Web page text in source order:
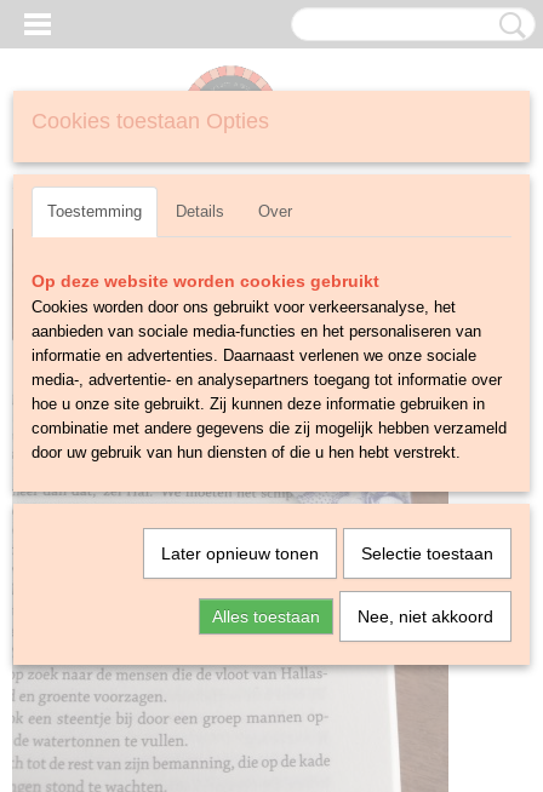
Inloggen Registreren
Cookies toestaan Opties
Toestemming Details Over
Op deze website worden cookies gebruikt
Cookies worden door ons gebruikt voor verkeersanalyse, het
aanbieden van sociale media-functies en het personaliseren van
informatie en advertenties. Daarnaast verlenen we onze sociale
media-, advertentie- en analysepartners toegang tot informatie over
hoe u onze site gebruikt. Zij kunnen deze informatie gebruiken in
combinatie met andere gegevens die zij mogelijk hebben verzameld
door uw gebruik van hun diensten of die u hen hebt verstrekt.
Later opnieuw tonen Selectie toestaan
Alles toestaan Nee, niet akkoord